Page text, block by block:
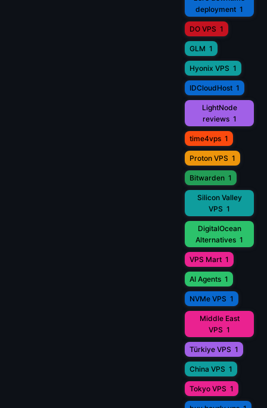
deployment 1
DO VPS 1
GLM 1
Hyonix VPS 1
IDCloudHost 1
LightNode
reviews 1
time4vps 1
Proton VPS 1
Bitwarden 1
Silicon Valley
VPS 1
DigitalOcean
Alternatives 1
VPS Mart 1
AI Agents 1
NVMe VPS 1
Middle East
VPS 1
Türkiye VPS 1
China VPS 1
Tokyo VPS 1